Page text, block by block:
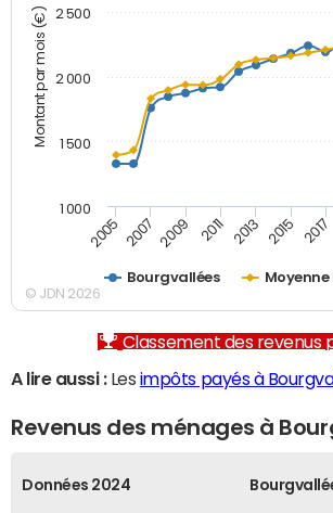
Montant par mois (€)
Bourgvallées Moyenne
2005 2007 2009 2011 2013 2015 2017
1 000
1 500
2 000
2 500
© JDN 2026
Classement des revenus
A lire aussi :Les impôts payés à
Revenus des ménages à
Données 2024